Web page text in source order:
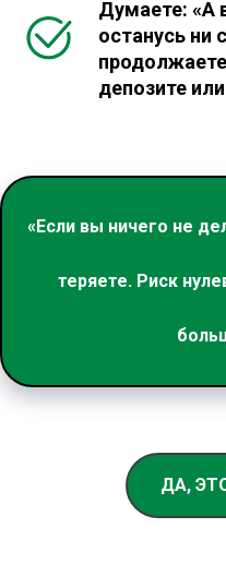
Думаете: «А
останусь ни
депозите
«Если вы ничего не
теряете. Риск
ДА,